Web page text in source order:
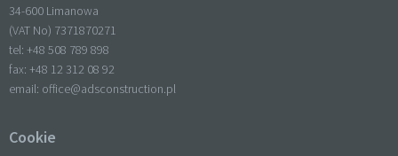
34-600 Limanowa
(VAT No) 7371870271
tel: +48 508 789 898
fax: +48 12 312 08 92
email: office@adsconstruction.pl
Cookie